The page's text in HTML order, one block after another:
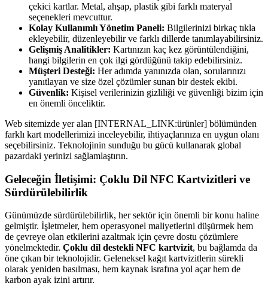
çekici kartlar. Metal, ahşap, plastik gibi farklı materyal
seçenekleri mevcuttur.
Kolay Kullanımlı Yönetim Paneli: Bilgilerinizi birkaç tıkla
ekleyebilir, düzenleyebilir ve farklı dillerde tanımlayabilirsiniz.
Gelişmiş Analitikler: Kartınızın kaç kez görüntülendiğini,
hangi bilgilerin en çok ilgi gördüğünü takip edebilirsiniz.
Müşteri Desteği: Her adımda yanınızda olan, sorularınızı
yanıtlayan ve size özel çözümler sunan bir destek ekibi.
Güvenlik: Kişisel verilerinizin gizliliği ve güvenliği bizim için
en önemli önceliktir.
Web sitemizde yer alan [INTERNAL_LINK:ürünler] bölümünden
farklı kart modellerimizi inceleyebilir, ihtiyaçlarınıza en uygun olanı
seçebilirsiniz. Teknolojinin sunduğu bu gücü kullanarak global
pazardaki yerinizi sağlamlaştırın.
Geleceğin İletişimi: Çoklu Dil NFC Kartvizitleri ve
Sürdürülebilirlik
Günümüzde sürdürülebilirlik, her sektör için önemli bir konu haline
gelmiştir. İşletmeler, hem operasyonel maliyetlerini düşürmek hem
de çevreye olan etkilerini azaltmak için çevre dostu çözümlere
yönelmektedir. Çoklu dil destekli NFC kartvizit, bu bağlamda da
öne çıkan bir teknolojidir. Geleneksel kağıt kartvizitlerin sürekli
olarak yeniden basılması, hem kaynak israfına yol açar hem de
karbon ayak izini artırır.